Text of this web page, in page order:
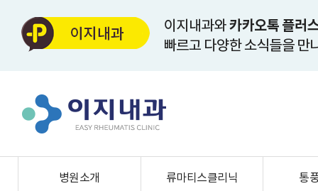
병원소개 류마티스클리닉 통